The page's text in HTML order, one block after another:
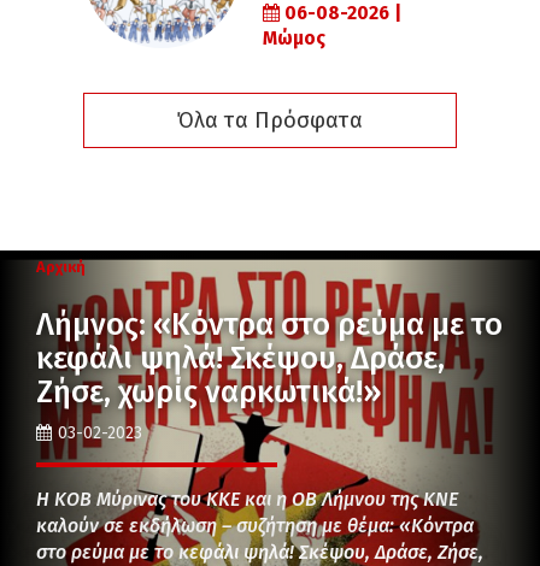
06-08-2026 |
Μώμος
Όλα τα Πρόσφατα
Αρχική
Λήμνος: «Κόντρα στο ρεύμα με το
κεφάλι ψηλά! Σκέψου, Δράσε,
Ζήσε, χωρίς ναρκωτικά!»
03-02-2023
Η ΚΟΒ Μύρινας του ΚΚΕ και η ΟΒ Λήμνου της ΚΝΕ
καλούν σε εκδήλωση – συζήτηση με θέμα: «Κόντρα
στο ρεύμα με το κεφάλι ψηλά! Σκέψου, Δράσε, Ζήσε,